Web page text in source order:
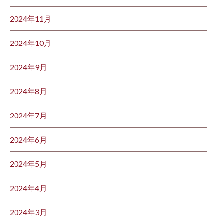
2024年11月
2024年10月
2024年9月
2024年8月
2024年7月
2024年6月
2024年5月
2024年4月
2024年3月